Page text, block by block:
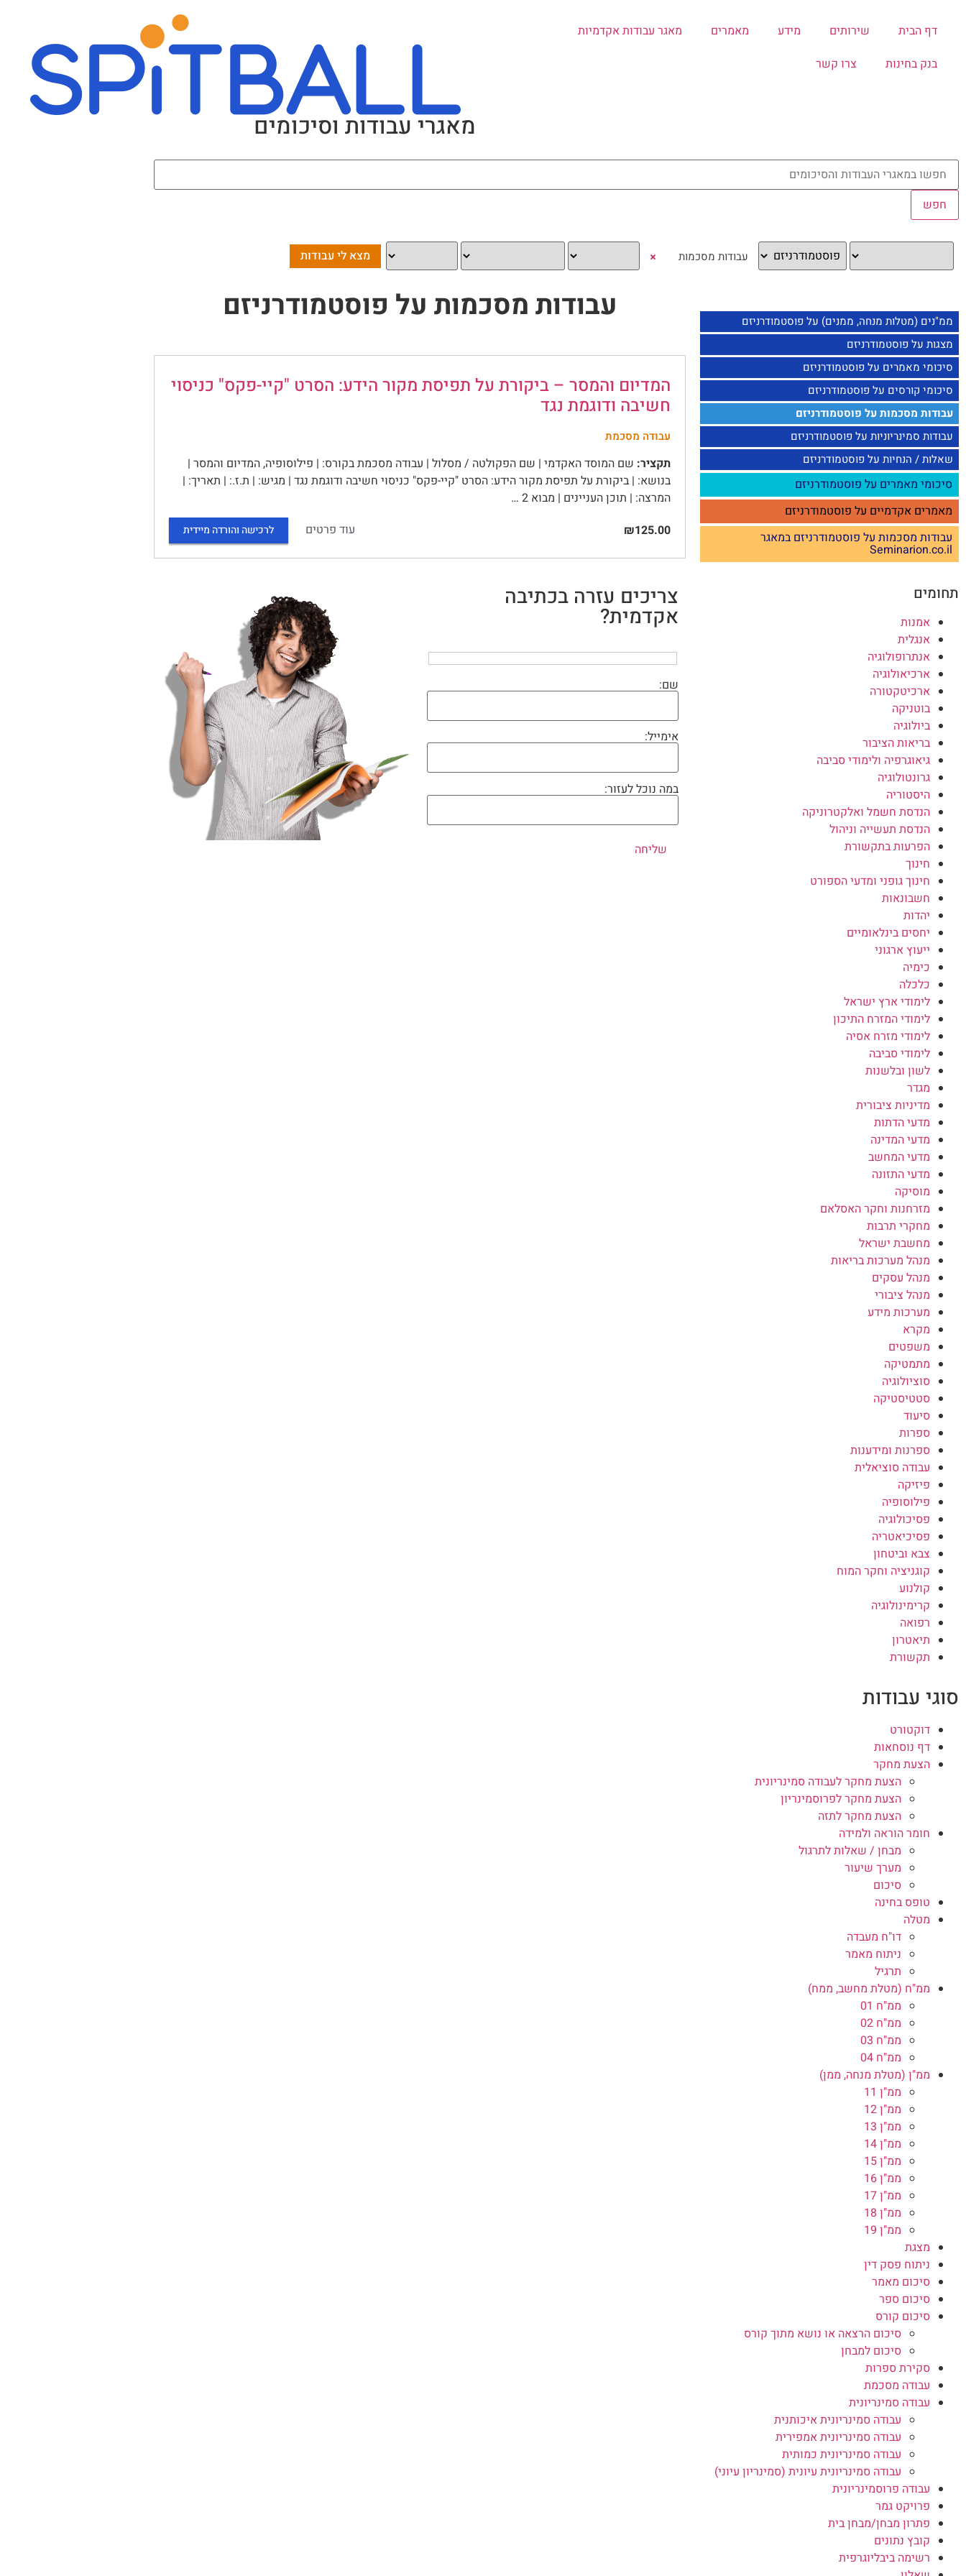
דף הבית שירותים מידע מאמרים
מאגר עבודות אקדמיות
בנק בחינות
צרו קשר
מאגרי עבודות וסיכומים
×
ממ"נים (מטלות מנחה, ממנים) על פוסטמודרניזם
מצגות על פוסטמודרניזם
סיכומי מאמרים על פוסטמודרניזם
סיכומי קורסים על פוסטמודרניזם
עבודות מסכמות על פוסטמודרניזם
עבודות סמינריוניות על פוסטמודרניזם
שאלות / הנחיות על פוסטמודרניזם
סיכומי מאמרים על פוסטמודרניזם
מאמרים אקדמיים על פוסטמודרניזם
עבודות מסכמות על פוסטמודרניזם במאגר
Seminarion.co.il
תחומים
אמנות
אנגלית
אנתרופולוגיה
ארכיאולוגיה
ארכיטקטורה
בוטניקה
ביולוגיה
בריאות הציבור
גיאוגרפיה ולימודי סביבה
גרונטולוגיה
היסטוריה
הנדסת חשמל ואלקטרוניקה
הנדסת תעשייה וניהול
הפרעות בתקשורת
חינוך
חינוך גופני ומדעי הספורט
חשבונאות
יהדות
יחסים בינלאומיים
ייעוץ ארגוני
כימיה
כלכלה
לימודי ארץ ישראל
לימודי המזרח התיכון
לימודי מזרח אסיה
לימודי סביבה
לשון ובלשנות
מגדר
מדיניות ציבורית
מדעי הדתות
מדעי המדינה
מדעי המחשב
מדעי התזונה
מוסיקה
מזרחנות וחקר האסלאם
מחקרי תרבות
מחשבת ישראל
מנהל מערכות בריאות
מנהל עסקים
מנהל ציבורי
מערכות מידע
מקרא
משפטים
מתמטיקה
סוציולוגיה
סטטיסטיקה
סיעוד
ספרות
ספרנות ומידענות
עבודה סוציאלית
פיזיקה
פילוסופיה
פסיכולוגיה
פסיכיאטריה
צבא וביטחון
קוגניציה וחקר המוח
קולנוע
קרימינולוגיה
רפואה
תיאטרון
תקשורת
סוגי עבודות
דוקטורט
דף נוסחאות
הצעת מחקר
הצעת מחקר לעבודה סמינריונית
הצעת מחקר לפרוסמינריון
הצעת מחקר לתזה
חומר הוראה ולמידה
מבחן / שאלות לתרגול
מערך שיעור
סיכום
טופס בחינה
מטלה
דו"ח מעבדה
ניתוח מאמר
תרגיל
ממ"ח (מטלת מחשב, ממח)
ממ"ח 01
ממ"ח 02
ממ"ח 03
ממ"ח 04
ממ"ן (מטלת מנחה, ממן)
ממ"ן 11
ממ"ן 12
ממ"ן 13
ממ"ן 14
ממ"ן 15
ממ"ן 16
ממ"ן 17
ממ"ן 18
ממ"ן 19
מצגת
ניתוח פסק דין
סיכום מאמר
סיכום ספר
סיכום קורס
סיכום הרצאה או נושא מתוך קורס
סיכום למבחן
סקירת ספרות
עבודה מסכמת
עבודה סמינריונית
עבודה סמינריונית איכותנית
עבודה סמינריונית אמפירית
עבודה סמינריונית כמותית
עבודה סמינריונית עיונית (סמינריון עיוני)
עבודה פרוסמינריונית
פרויקט גמר
פתרון מבחן/מבחן בית
קובץ נתונים
רשימה ביבליוגרפית
עבודות מסכמות על פוסטמודרניזם
המדיום והמסר – ביקורת על תפיסת מקור הידע: הסרט "קיי-פקס" כניסוי
חשיבה ודוגמת נגד
עבודה מסכמת
תקציר: שם המוסד האקדמי | שם הפקולטה / מסלול | עבודה מסכמת בקורס: | פילוסופיה, המדיום והמסר |
בנושא: | ביקורת על תפיסת מקור הידע: הסרט "קיי-פקס" כניסוי חשיבה ודוגמת נגד | מגיש: | ת.ז.: | תאריך: |
המרצה: | תוכן העניינים | מבוא 2 …
₪125.00
עוד פרטים לרכישה והורדה מיידית
צריכים עזרה בכתיבה
אקדמית?
שם:
אימייל:
במה נוכל לעזור: